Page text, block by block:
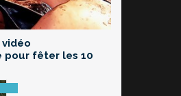
pour fêter les 10